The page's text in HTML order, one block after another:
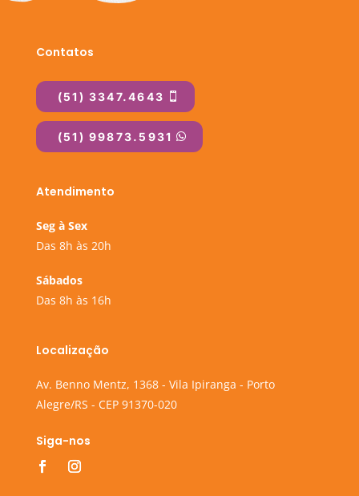
Contatos
(51) 3347.4643
(51) 99873.5931
Atendimento
Seg à Sex
Das 8h às 20h
Sábados
Das 8h às 16h
Localização
Av. Benno Mentz, 1368 - Vila Ipiranga - Porto
Alegre/RS - CEP 91370-020
Siga-nos